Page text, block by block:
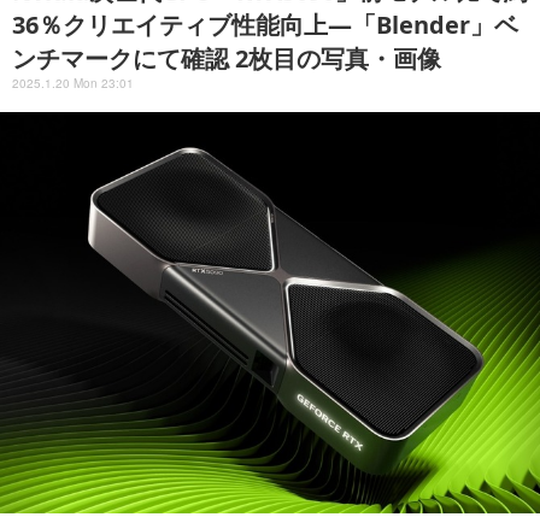
36％クリエイティブ性能向上―「Blender」ベ
ンチマークにて確認 2枚目の写真・画像
2025.1.20 Mon 23:01